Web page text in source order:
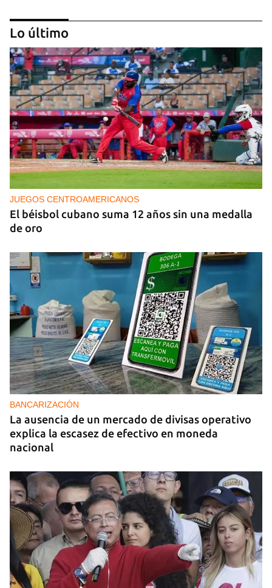
PODCAST
Cafecito informativo del viernes 7 de agosto de
2026
Lo último
JUEGOS CENTROAMERICANOS
El béisbol cubano suma 12 años sin una medalla
de oro
BANCARIZACIÓN
La ausencia de un mercado de divisas operativo
explica la escasez de efectivo en moneda
nacional